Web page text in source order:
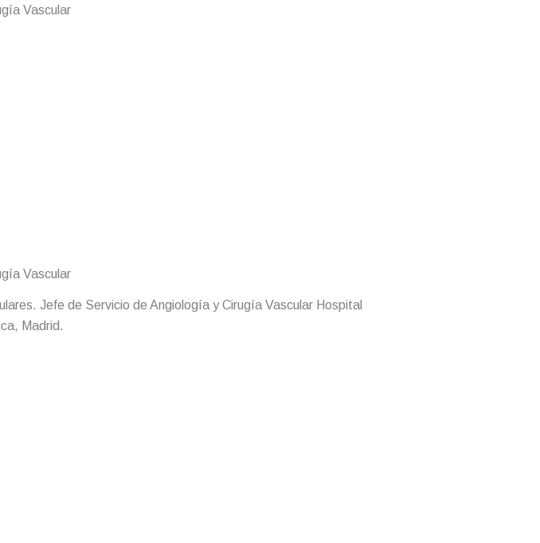
Vascular
Vascular
Jefe de Servicio de Angiología y Cirugía Vascular Hospital
Madrid.